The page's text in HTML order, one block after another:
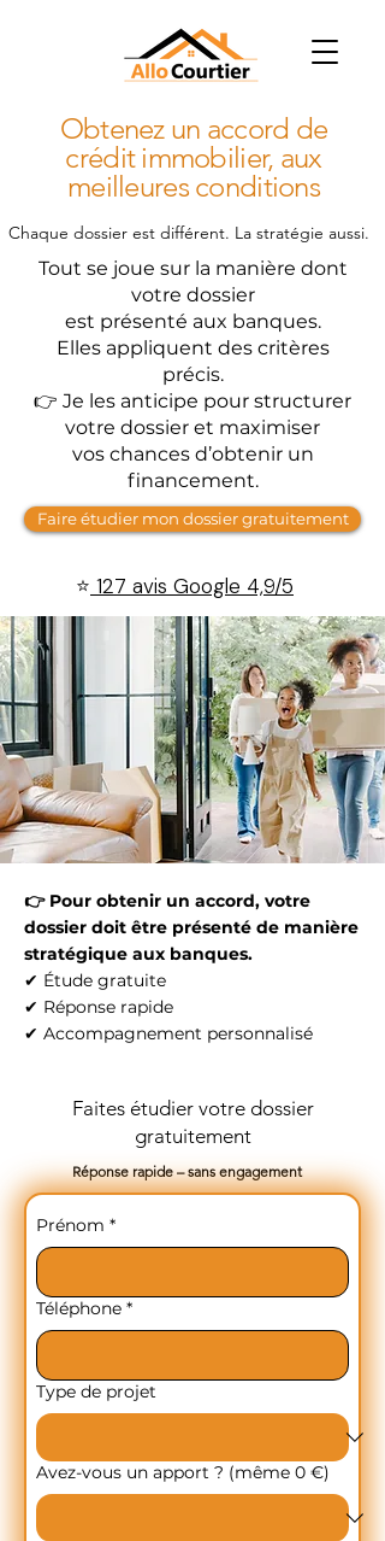
Obtenez un accord de
crédit immobilier, aux
meilleures conditions
Chaque dossier est différent. La stratégie aussi.
Tout se joue sur la manière dont
votre dossier
est présenté aux banques.
Elles appliquent des critères
précis.
👉 Je les anticipe pour structurer
votre dossier et maximiser
vos chances d’obtenir un
financement.
Faire étudier mon dossier gratuitement
⭐ 127 avis Google 4,9/5
👉 Pour obtenir un accord, votre
dossier doit être présenté de manière
stratégique aux banques.
✔ Étude gratuite
✔ Réponse rapide
✔ Accompagnement personnalisé
Faites étudier votre dossier
gratuitement
Réponse rapide – sans engagement
Prénom *
Téléphone *
Type de projet
Avez-vous un apport ? (même 0 €)